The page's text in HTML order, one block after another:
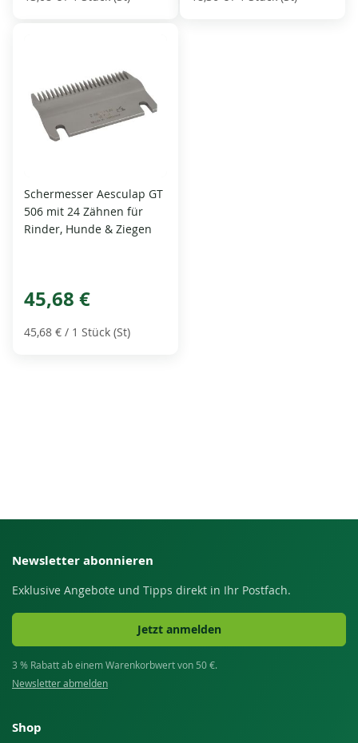
Schermesser Aesculap GT
506 mit 24 Zähnen für
Rinder, Hunde & Ziegen
45,68 €
45,68 € / 1 Stück (St)
Newsletter abonnieren
Exklusive Angebote und Tipps direkt in Ihr Postfach.
Jetzt anmelden
3 % Rabatt ab einem Warenkorbwert von 50 €.
Newsletter abmelden
Shop